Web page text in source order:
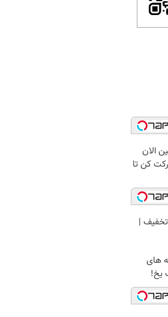
الان
کن تا
تخفیف |
های
یخ!